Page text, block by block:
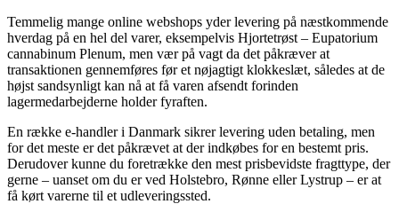
Temmelig mange online webshops yder levering på næstkommende
hverdag på en hel del varer, eksempelvis Hjortetrøst – Eupatorium
cannabinum Plenum, men vær på vagt da det påkræver at
transaktionen gennemføres før et nøjagtigt klokkeslæt, således at de
højst sandsynligt kan nå at få varen afsendt forinden
lagermedarbejderne holder fyraften.
En række e-handler i Danmark sikrer levering uden betaling, men
for det meste er det påkrævet at der indkøbes for en bestemt pris.
Derudover kunne du foretrække den mest prisbevidste fragttype, der
gerne – uanset om du er ved Holstebro, Rønne eller Lystrup – er at
få kørt varerne til et udleveringssted.